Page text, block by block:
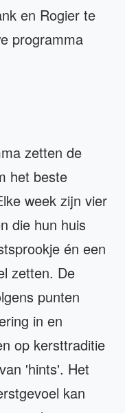
en Rogier te
programma
zetten de
het beste
week zijn vier
die hun huis
én een
zetten. De
punten
in en
op kersttraditie
'hints'. Het
kan